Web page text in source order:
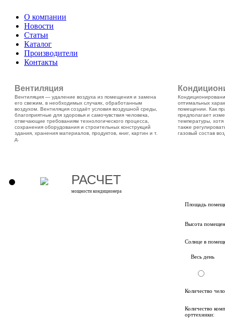
О компании
Новости
Статьи
Каталог
Производители
Контакты
Вентиляция
Вентиляция — удаление воздуха из помещения и замена
его свежим, в необходимых случаях, обработанным
воздухом. Вентиляция создаёт условия воздушной среды,
благоприятные для здоровья и самочувствия человека,
отвечающие требованиям технологического процесса,
сохранения оборудования и строительных конструкций
здания, хранения материалов, продуктов, книг, картин и т.
д.
оптимальных
помещении. Как
предполагает
температуры,
также
газовый состав
РАСЧЕТ
мощности кондиционера
Площадь
Высота
Солнце в
Весь день
Количество
Количество
орттехники: